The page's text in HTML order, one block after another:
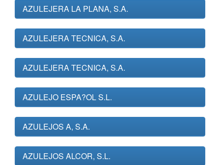
AZULEJERA LA PLANA, S.A.
AZULEJERA TECNICA, S.A.
AZULEJERA TECNICA, S.A.
AZULEJO ESPA?OL S.L.
AZULEJOS A, S.A.
AZULEJOS ALCOR, S.L.